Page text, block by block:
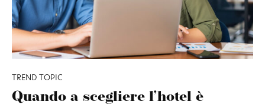
TREND TOPIC
Quando a scegliere l’hotel è